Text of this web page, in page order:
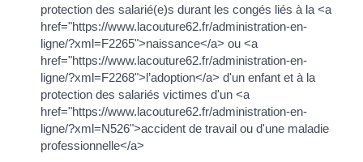
protection des salarié(e)s durant les congés liés à la <a
href="https://www.lacouture62.fr/administration-en-
ligne/?xml=F2265">naissance</a> ou <a
href="https://www.lacouture62.fr/administration-en-
ligne/?xml=F2268">l’adoption</a> d'un enfant et à la
protection des salariés victimes d'un <a
href="https://www.lacouture62.fr/administration-en-
ligne/?xml=N526">accident de travail ou d'une maladie
professionnelle</a>